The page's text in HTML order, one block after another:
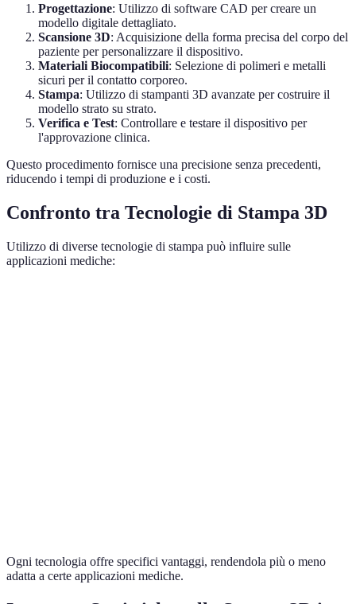
Progettazione: Utilizzo di software CAD per creare un
modello digitale dettagliato.
Scansione 3D: Acquisizione della forma precisa del corpo del
paziente per personalizzare il dispositivo.
Materiali Biocompatibili: Selezione di polimeri e metalli
sicuri per il contatto corporeo.
Stampa: Utilizzo di stampanti 3D avanzate per costruire il
modello strato su strato.
Verifica e Test: Controllare e testare il dispositivo per
l'approvazione clinica.
Questo procedimento fornisce una precisione senza precedenti,
riducendo i tempi di produzione e i costi.
Confronto tra Tecnologie di Stampa 3D
Utilizzo di diverse tecnologie di stampa può influire sulle
applicazioni mediche:
Ogni tecnologia offre specifici vantaggi, rendendola più o meno
adatta a certe applicazioni mediche.